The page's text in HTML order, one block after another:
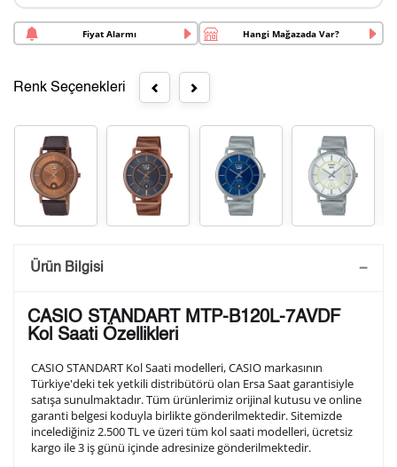
Fiyat Alarmı Hangi Mağazada Var?
Renk Seçenekleri
Saatini Kişiselleştir
arka kapağına gravür tekniği ile formda belirtmiş
olduğunuz şekilde işlenecektir.
1. Satır
10/ 10
2. Satır
Ürün Bilgisi
CASIO STANDART MTP-B120L-7AVDF
Kol Saati Özellikleri
CASIO STANDART Kol Saati modelleri, CASIO markasının
Türkiye'deki tek yetkili distribütörü olan Ersa Saat garantisiyle
satışa sunulmaktadır. Tüm ürünlerimiz orijinal kutusu ve online
garanti belgesi koduyla birlikte gönderilmektedir. Sitemizde
incelediğiniz 2.500 TL ve üzeri tüm kol saati modelleri, ücretsiz
kargo ile 3 iş günü içinde adresinize gönderilmektedir.